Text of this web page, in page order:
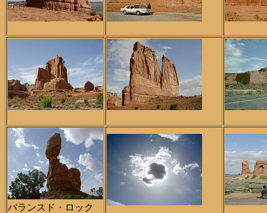
バランスド・ロック